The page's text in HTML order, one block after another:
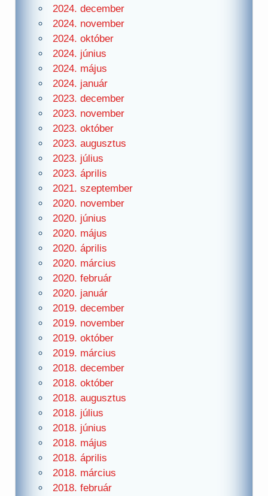
2024. december
2024. november
2024. október
2024. június
2024. május
2024. január
2023. december
2023. november
2023. október
2023. augusztus
2023. július
2023. április
2021. szeptember
2020. november
2020. június
2020. május
2020. április
2020. március
2020. február
2020. január
2019. december
2019. november
2019. október
2019. március
2018. december
2018. október
2018. augusztus
2018. július
2018. június
2018. május
2018. április
2018. március
2018. február